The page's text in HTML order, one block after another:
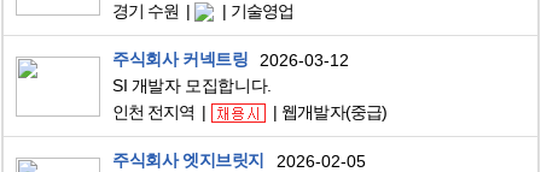
경기 수원
기술영업
주식회사 커넥트링
2026-03-12
SI 개발자 모집합니다.
인천 전지역
웹개발자(중급)
주식회사 엣지브릿지
2026-02-05